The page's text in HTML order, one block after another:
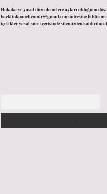
Hukuka ve yasal düzenlemelere aykırı olduğunu
backlinkpanelicomtr@gmail.comadresine
içerikler yasal süre içerisinde sitemizden